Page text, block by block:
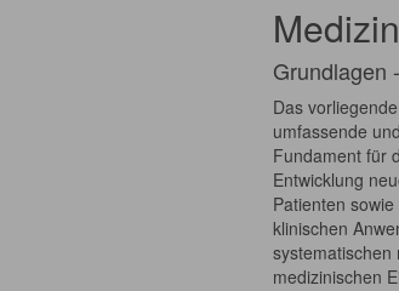
Grundlagen
Das
umfassende
Fundament für
Entwicklung
Patienten
klinischen
systematischen
medizinischen